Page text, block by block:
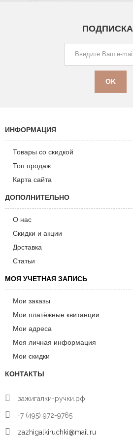
ПОДПИСКА
ИНФОРМАЦИЯ
Товары со скидкой
Топ продаж
Карта сайта
ДОПОЛНИТЕЛЬНО
О нас
Скидки и акции
Доставка
Статьи
МОЯ УЧЕТНАЯ ЗАПИСЬ
Мои заказы
Мои платёжные квитанции
Мои адреса
Моя личная информация
Мои скидки
КОНТАКТЫ
зажигалки-ручки.рф
+7 (495) 972-9765
zazhigalkiruchki@mail.ru